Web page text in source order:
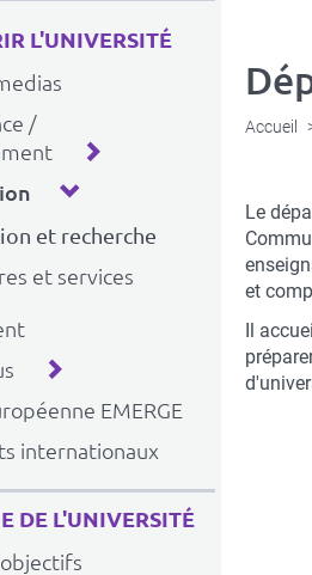
L'UNIVERSITÉ
/
et recherche
et services
EMERGE
internationaux
DE L'UNIVERSITÉ
Accueil
Le
et
Il